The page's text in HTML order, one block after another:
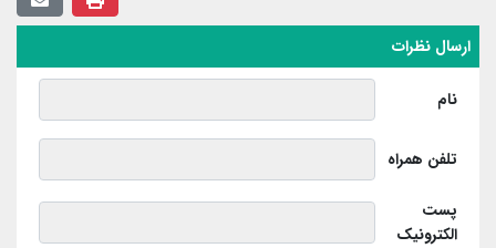
ارسال نظرات
نام
تلفن همراه
پست
الکترونیک